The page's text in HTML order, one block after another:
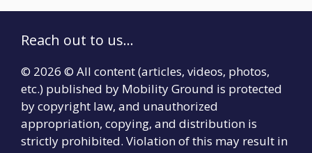
Reach out to us...
© 2026 © All content (articles, videos, photos,
etc.) published by Mobility Ground is protected
by copyright law, and unauthorized
appropriation, copying, and distribution is
strictly prohibited. Violation of this may result in